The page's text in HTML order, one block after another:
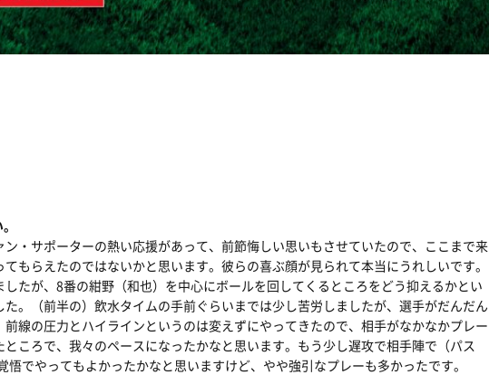
・サポーターの熱い応援があって、前節悔しい思いもさせていたので、ここまで来
もらえたのではないかと思います。彼らの喜ぶ顔が見られて本当にうれしいです。
たが、8番の紺野（和也）を中心にボールを回してくるところをどう抑えるかとい
。（前半の）飲水タイムの手前ぐらいまでは少し苦労しましたが、選手がだんだん
線の圧力とハイラインというのは変えずにやってきたので、相手がなかなかプレー
ころで、我々のペースになったかなと思います。もう少し遅攻で相手陣で（パス
でやってもよかったかなと思いますけど、やや強引なプレーも多かったです。